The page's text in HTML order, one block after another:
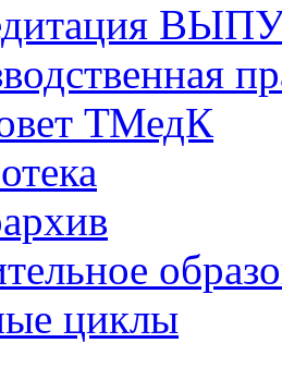
ТМедК
циклы